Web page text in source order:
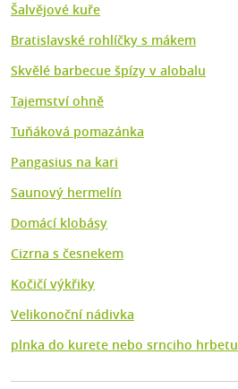
Šalvějové kuře
Bratislavské rohlíčky s mákem
Skvělé barbecue špízy v alobalu
Tajemství ohně
Tuňáková pomazánka
Pangasius na kari
Saunový hermelín
Domácí klobásy
Cizrna s česnekem
Kočičí výkřiky
Velikonoční nádivka
plnka do kurete nebo srnciho hrbetu